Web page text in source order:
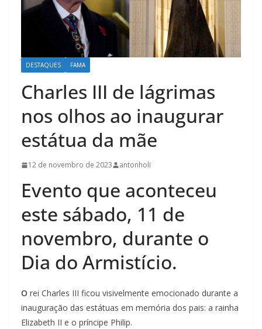
DESTAQUES FAMA
Charles III de lágrimas
nos olhos ao inaugurar
estátua da mãe
12 de novembro de 2023 antonholi
Evento que aconteceu
este sábado, 11 de
novembro, durante o
Dia do Armistício.
O rei Charles III ficou visivelmente emocionado durante a
inauguração das estátuas em memória dos pais: a rainha
Elizabeth II e o príncipe Philip.